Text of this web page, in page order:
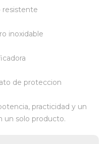
resistente
inoxidable
de proteccion
practicidad y un
un solo producto.